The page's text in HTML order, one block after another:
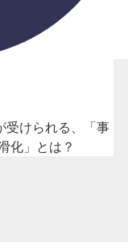
受けられる、「事
化」とは？